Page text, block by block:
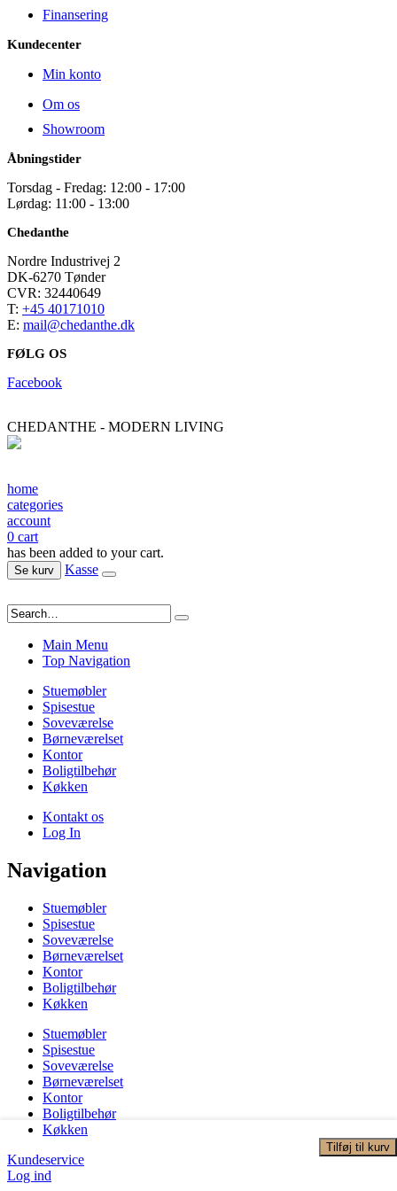
Tilføj til kurv
Finansering
Kundecenter
Min konto
Om os
Showroom
Åbningstider
Torsdag - Fredag: 12:00 - 17:00
Lørdag: 11:00 - 13:00
Chedanthe
Nordre Industrivej 2
DK-6270 Tønder
CVR: 32440649
T: +45 40171010
E: mail@chedanthe.dk
FØLG OS
Facebook
CHEDANTHE - MODERN LIVING
home
categories
account
0 cart
has been added to your cart.
Se kurv Kasse
Main Menu
Top Navigation
Stuemøbler
Spisestue
Soveværelse
Børneværelset
Kontor
Boligtilbehør
Køkken
Kontakt os
Log In
Navigation
Stuemøbler
Spisestue
Soveværelse
Børneværelset
Kontor
Boligtilbehør
Køkken
Stuemøbler
Spisestue
Soveværelse
Børneværelset
Kontor
Boligtilbehør
Køkken
Kundeservice
Log ind